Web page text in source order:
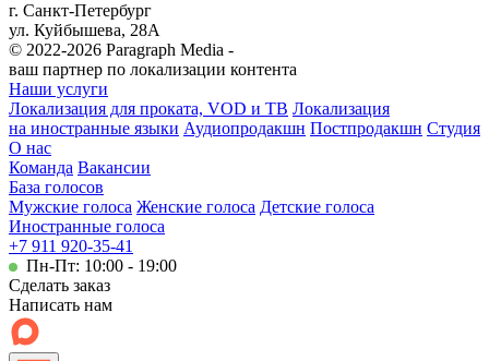
г. Санкт-Петербург
ул. Куйбышева, 28А
© 2022-2026 Paragraph Media -
ваш партнер по локализации контента
Наши услуги
Локализация для проката, VOD и ТВ Локализация
на иностранные языки Аудиопродакшн Постпродакшн Студия
О нас
Команда Вакансии
База голосов
Мужские голоса Женские голоса Детские голоса
Иностранные голоса
+7 911 920-35-41
Пн-Пт: 10:00 - 19:00
Сделать заказ
Написать нам